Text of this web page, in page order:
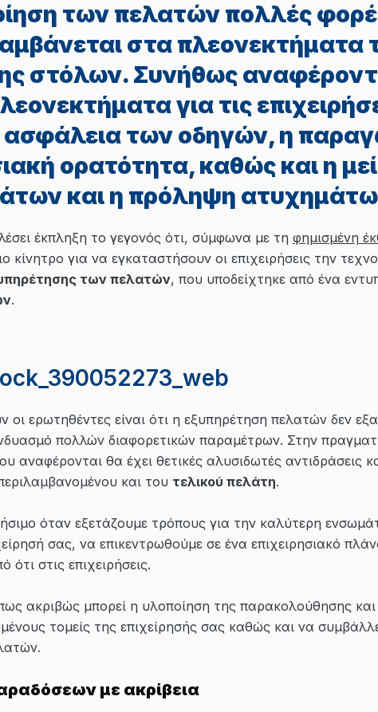
των πελατών πολλές
στα πλεονεκτήματα
στόλων. Συνήθως
για τις
ασφάλεια των οδηγών, η
ορατότητα, καθώς και η
και η πρόληψη
έκπληξη το γεγονός ότι, σύμφωνα με τη φημισμένη
κίνητρο για να εγκαταστήσουν οι επιχειρήσεις την
των πελατών, που υποδείχτηκε από ένα
.
οι ερωτηθέντες είναι ότι η εξυπηρέτηση πελατών δεν
πολλών διαφορετικών παραμέτρων. Στην
αναφέρονται θα έχει θετικές αλυσιδωτές αντιδράσεις
και του τελικού πελάτη.
όταν εξετάζουμε τρόπους για την καλύτερη
σας, να επικεντρωθούμε σε ένα επιχειρησιακό
στις επιχειρήσεις.
ακριβώς μπορεί η υλοποίηση της παρακολούθησης
τομείς της επιχείρησής σας καθώς και να
με ακρίβεια